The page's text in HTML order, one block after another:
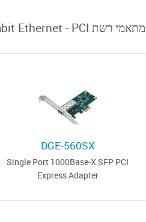
מתאמי רשת Gigabit Ethernet - PCI
DGE-560SX
Single Port 1000Base-X SFP PCI
Express Adapter